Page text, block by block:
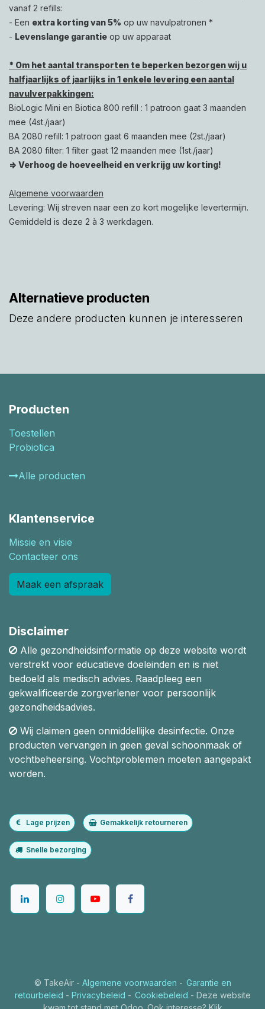
vanaf 2 refills:
- Een extra korting van 5% op uw navulpatronen *
- Levenslange garantie op uw apparaat
* Om het aantal transporten te beperken bezorgen wij u
halfjaarlijks of jaarlijks in 1 enkele levering een aantal
navulverpakkingen:
BioLogic Mini en Biotica 800 refill : 1 patroon gaat 3 maanden
mee (4st./jaar)
BA 2080 refill: 1 patroon gaat 6 maanden mee (2st./jaar)
BA 2080 filter: 1 filter gaat 12 maanden mee (1st./jaar)
=> Verhoog de hoeveelheid en verkrijg uw korting!
Algemene voorwaarden
Levering: Wij streven naar een zo kort mogelijke levertermijn.
Gemiddeld is deze 2 à 3 werkdagen.
Alternatieve producten
Deze andere producten kunnen je interesseren
Producten
Toestellen
Probiotica
Alle producten
Klantenservice
Missie en visie
Contacteer ons
Maak een afspraak
Disclaimer
Alle gezondheidsinformatie op deze website wordt
verstrekt voor educatieve doeleinden en is niet
bedoeld als medisch advies. Raadpleeg een
gekwalificeerde zorgverlener voor persoonlijk
gezondheidsadvies.
Wij claimen geen onmiddellijke desinfectie. Onze
producten vervangen in geen geval schoonmaak of
vochtbeheersing. Vochtproblemen moeten aangepakt
worden.
Lage prijzen Gemakkelijk retourneren
Snelle bezorging
© TakeAir- Algemene voorwaarden - Garantie en
retourbeleid - Privacybeleid - Cookiebeleid - Deze website